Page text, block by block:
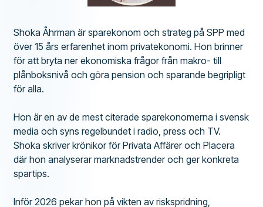
Shoka Åhrman är sparekonom och strateg på SPP med
över 15 års erfarenhet inom privatekonomi. Hon brinner
för att bryta ner ekonomiska frågor från makro- till
plånboksnivå och göra pension och sparande begripligt
för alla.
Hon är en av de mest citerade sparekonomerna i svensk
media och syns regelbundet i radio, press och TV.
Shoka skriver krönikor för Privata Affärer och Placera
där hon analyserar marknadstrender och ger konkreta
spartips.
Inför 2026 pekar hon på vikten av riskspridning,